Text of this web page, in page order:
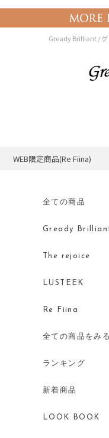
Gready Brilliant / グ
WEB限定商品(Re Fiina)
全ての商品
Gready
The rejoice
LUSTEEK
Re Fiina
全ての商品をみる
ランキング
新着商品
LOOK BOOK